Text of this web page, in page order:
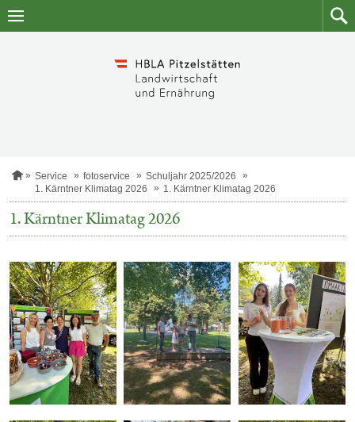
Zum
Zum
S
a
r
s
i
t
e
Service fotoservice
Schuljahr 2025/2026
1. Kärntner Klimatag 2026
1. Kärntner Klimatag 2026
1. Kärntner Klimatag 2026